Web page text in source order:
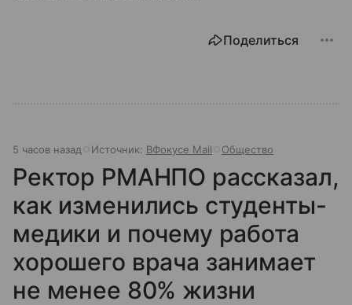
Поделиться
5 часов назад Источник: ВФокусе Mail Общество
Ректор РМАНПО рассказал,
как изменились студенты-
медики и почему работа
хорошего врача занимает
не менее 80% жизни